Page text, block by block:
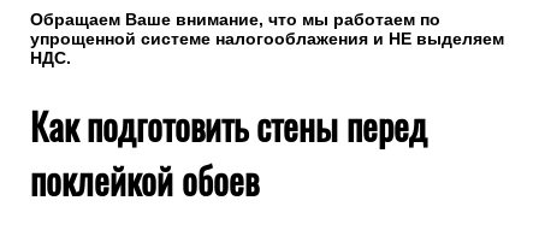
Обращаем Ваше внимание, что мы работаем по
упрощенной системе налогооблажения и НЕ выделяем
НДС.
Как подготовить стены перед
поклейкой обоев